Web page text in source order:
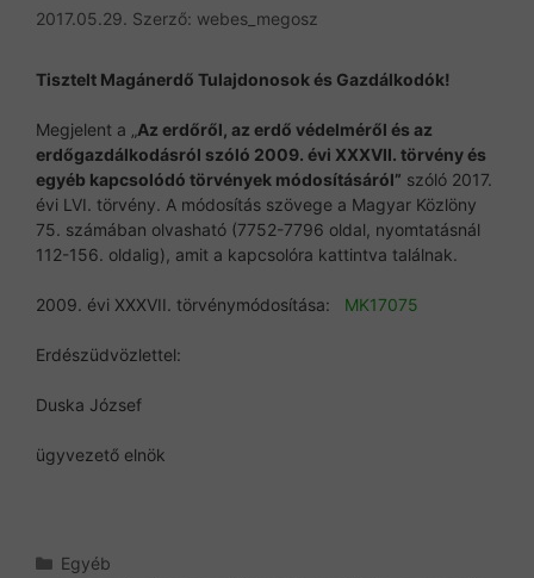
2017.05.29. Szerző: webes_megosz
Tisztelt Magánerdő Tulajdonosok és Gazdálkodók!
Megjelent a „ Az erdőről, az erdő védelméről és az
erdőgazdálkodásról szóló 2009. évi XXXVII. törvény és
egyéb kapcsolódó törvények módosításáról” szóló 2017.
évi LVI. törvény. A módosítás szövege a Magyar Közlöny
75. számában olvasható (7752-7796 oldal, nyomtatásnál
112-156. oldalig), amit a kapcsolóra kattintva találnak.
2009. évi XXXVII. törvénymódosítása: MK17075
Erdészüdvözlettel:
Duska József
ügyvezető elnök
Kategória
Egyéb